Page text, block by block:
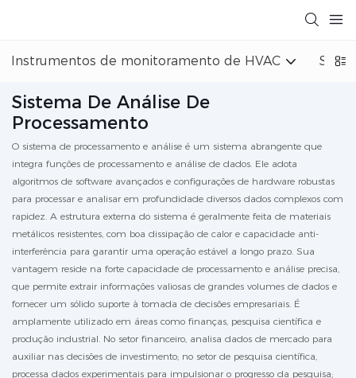
Instrumentos de monitoramento de HVAC
Sistema De Análise De
Processamento
O sistema de processamento e análise é um sistema abrangente que
integra funções de processamento e análise de dados. Ele adota
algoritmos de software avançados e configurações de hardware robustas
para processar e analisar em profundidade diversos dados complexos com
rapidez. A estrutura externa do sistema é geralmente feita de materiais
metálicos resistentes, com boa dissipação de calor e capacidade anti-
interferência para garantir uma operação estável a longo prazo. Sua
vantagem reside na forte capacidade de processamento e análise precisa,
que permite extrair informações valiosas de grandes volumes de dados e
fornecer um sólido suporte à tomada de decisões empresariais. É
amplamente utilizado em áreas como finanças, pesquisa científica e
produção industrial. No setor financeiro, analisa dados de mercado para
auxiliar nas decisões de investimento; no setor de pesquisa científica,
processa dados experimentais para impulsionar o progresso da pesquisa;